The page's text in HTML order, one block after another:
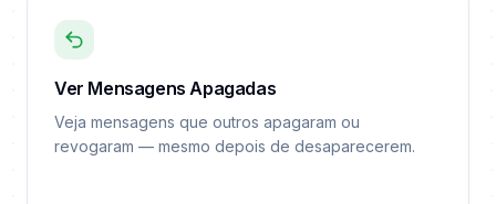
Ver Mensagens Apagadas
Veja mensagens que outros apagaram ou
revogaram — mesmo depois de desaparecerem.